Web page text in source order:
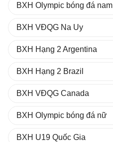
BXH Olympic bóng đá nam
BXH VĐQG Na Uy
BXH Hạng 2 Argentina
BXH Hạng 2 Brazil
BXH VĐQG Canada
BXH Olympic bóng đá nữ
BXH U19 Quốc Gia